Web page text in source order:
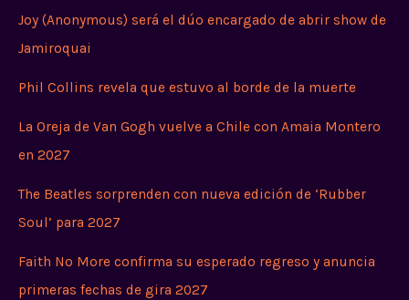
Joy (Anonymous) será el dúo encargado de abrir show de
Jamiroquai
Phil Collins revela que estuvo al borde de la muerte
La Oreja de Van Gogh vuelve a Chile con Amaia Montero
en 2027
The Beatles sorprenden con nueva edición de ‘Rubber
Soul’ para 2027
Faith No More confirma su esperado regreso y anuncia
primeras fechas de gira 2027